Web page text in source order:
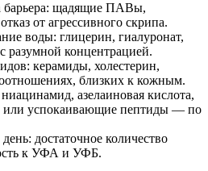
барьера: щадящие ПАВы,
от агрессивного скрипа.
воды: глицерин, гиалуронат,
разумной концентрацией.
керамиды, холестерин,
близких к кожным.
азелаиновая кислота,
или успокаивающие пептиды — по
достаточное количество
к УФА и УФБ.